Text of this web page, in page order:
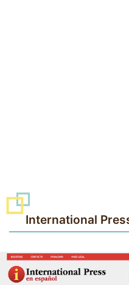
International